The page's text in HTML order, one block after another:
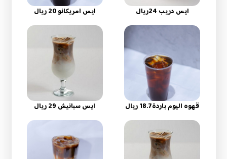
ايس دريب 24ريال ايس امريكانو 20 ريال
قهوه اليوم باردة18.7 ريال ايس سبانيش 29 ريال